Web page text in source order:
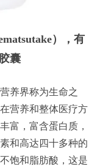
），有
囊
养界称为生命之
营养和整体医疗方
富，富含蛋白质，
和高达四十多种的
饱和脂肪酸，这是